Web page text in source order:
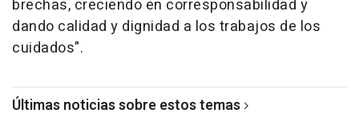
brechas, creciendo en corresponsabilidad y
dando calidad y dignidad a los trabajos de los
cuidados".
Últimas noticias sobre estos temas